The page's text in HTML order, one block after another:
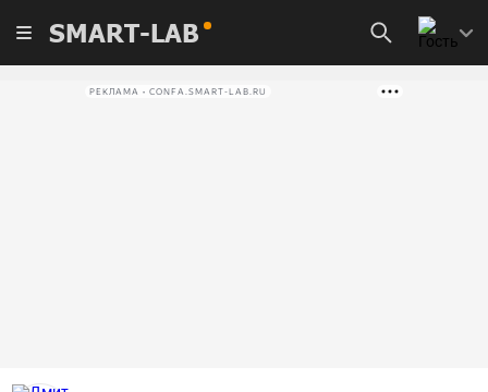
SMART-LAB
РЕКЛАМА • CONFA.SMART-LAB.RU